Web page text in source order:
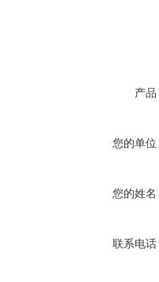
产品
您的单位
您的姓名
联系电话